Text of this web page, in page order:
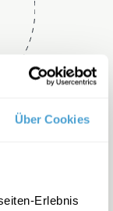
Über Cookies
Erlebnis